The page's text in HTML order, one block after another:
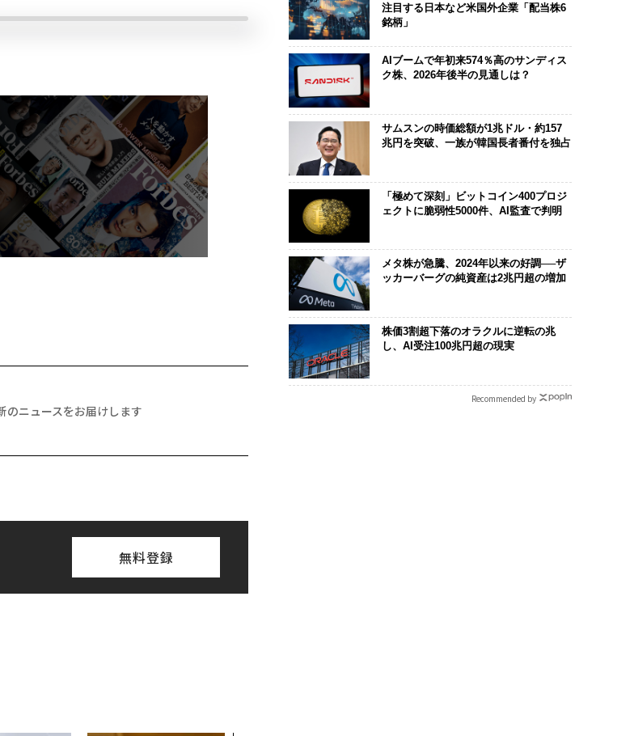
注目する日本など米国外企業「配当株6
銘柄」
AIブームで年初来574％高のサンディス
ク株、2026年後半の見通しは？
サムスンの時価総額が1兆ドル・約157
兆円を突破、一族が韓国長者番付を独占
「極めて深刻」ビットコイン400プロジ
ェクトに脆弱性5000件、AI監査で判明
メタ株が急騰、2024年以来の好調──ザ
ッカーバーグの純資産は2兆円超の増加
株価3割超下落のオラクルに逆転の兆
し、AI受注100兆円超の現実
Recommended by